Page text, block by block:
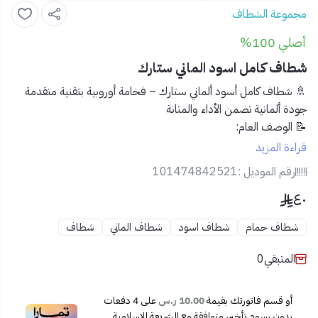
مجموعة الشطاف
أصلي 100%
شطاف كامل اسود الماني ستارك
🚿 شطاف كامل أسود ألماني ستارك – فخامة أوروبية بتقنية متقدمة
جودة ألمانية تضمن الأداء والمتانة
📝 الوصف العام:
اختبر تجربة نظافة راقية مع
ليجمع بين الأناقة الألمانية المتقنة والعملية العالية. مثالي للباحثين عن
لمسة فاخرة في حمامهم مع الاعتماد الكامل على الأداء.
🇩🇪تصميم ألماني احترافي بمعايير جودة عالية
لون أسود مطفي عصري يناسب جميع الديكورات
💦 رذاذ دقيق مع تحكم ممتاز بتدفق الماء
🛠️سهل التركيب مع قاعدة تثبيت وخرطوم مرن
قراءة المزيد
رقم الموديل :101474842521
٤٠
شطاف حمام شطاف اسود شطاف الماني شطاف
المتبقي0
أو قسم فاتورتك بقيمة10.00 ر.س على4دفعات